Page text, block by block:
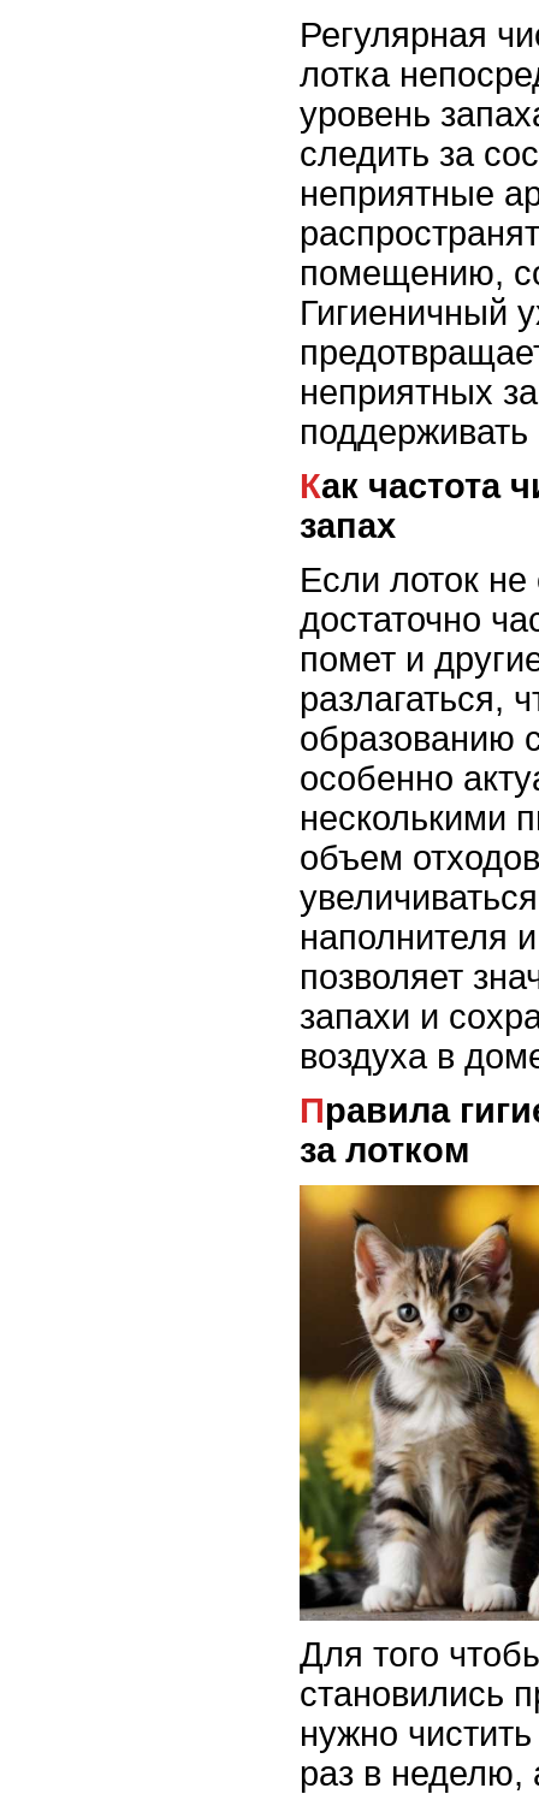
Регулярная
лотка
уровень
следить за
неприятные
помещению,
Гигиеничный
неприятных
Как частота чистки влияет на
запах
Если лоток
достаточно
помет и
разлагаться,
образованию
особенно
несколькими
объем
наполнителя
позволяет
запахи и
воздуха в
Правила гигиенического ухода
за лотком
Для того
становились
нужно
раз в неделю,